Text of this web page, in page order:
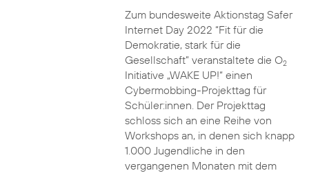
Zum bundesweite Aktionstag Safer
Internet Day 2022 “Fit für die
Demokratie, stark für die
Gesellschaft” veranstaltete die O2
Initiative „WAKE UP!“ einen
Cybermobbing-Projekttag für
Schüler:innen. Der Projekttag
schloss sich an eine Reihe von
Workshops an, in denen sich knapp
1.000 Jugendliche in den
vergangenen Monaten mit dem